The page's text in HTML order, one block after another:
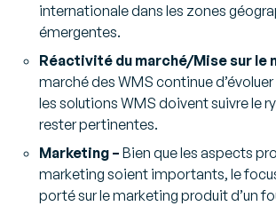
internationale dans les zones
émergentes.
Réactivité du marché/Mise sur le
marché des WMS continue
les solutions WMS doivent suivre le
rester pertinentes.
Marketing – Bien que les aspects
marketing soient importants, le
porté sur le marketing produit d’un